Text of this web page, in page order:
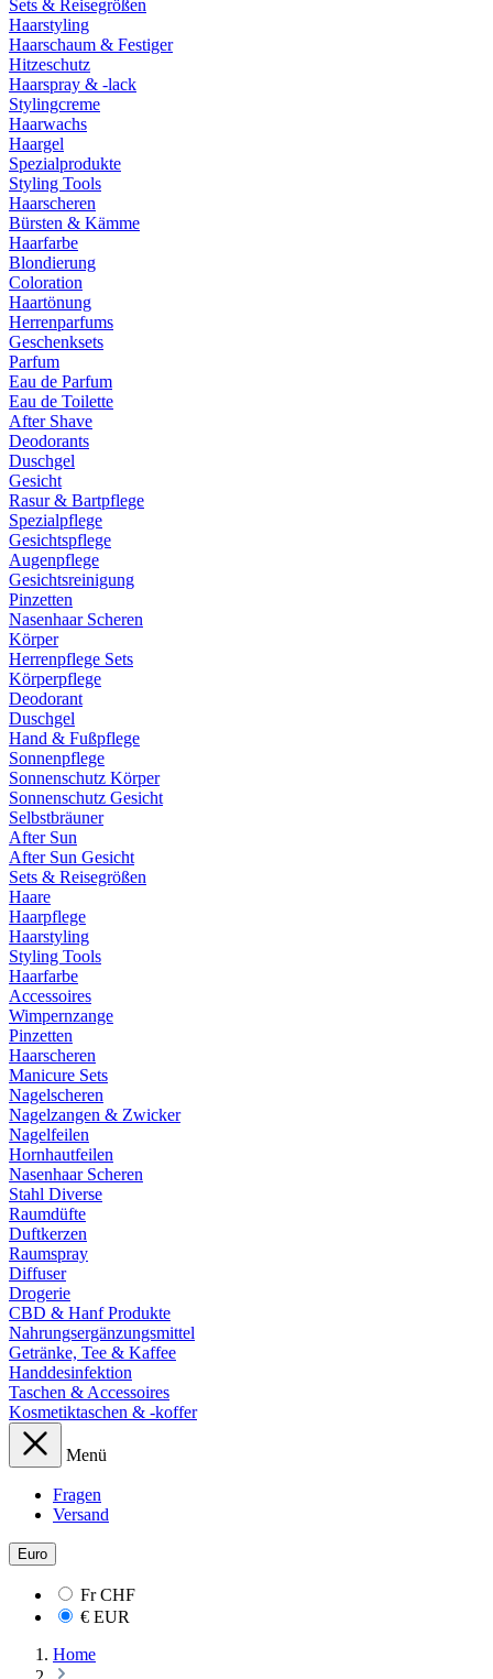
Sets & Reisegrößen
Haarstyling
Haarschaum & Festiger
Hitzeschutz
Haarspray & -lack
Stylingcreme
Haarwachs
Haargel
Spezialprodukte
Styling Tools
Haarscheren
Bürsten & Kämme
Haarfarbe
Blondierung
Coloration
Haartönung
Herrenparfums
Geschenksets
Parfum
Eau de Parfum
Eau de Toilette
After Shave
Deodorants
Duschgel
Gesicht
Rasur & Bartpflege
Spezialpflege
Gesichtspflege
Augenpflege
Gesichtsreinigung
Pinzetten
Nasenhaar Scheren
Körper
Herrenpflege Sets
Körperpflege
Deodorant
Duschgel
Hand & Fußpflege
Sonnenpflege
Sonnenschutz Körper
Sonnenschutz Gesicht
Selbstbräuner
After Sun
After Sun Gesicht
Sets & Reisegrößen
Haare
Haarpflege
Haarstyling
Styling Tools
Haarfarbe
Accessoires
Wimpernzange
Pinzetten
Haarscheren
Manicure Sets
Nagelscheren
Nagelzangen & Zwicker
Nagelfeilen
Hornhautfeilen
Nasenhaar Scheren
Stahl Diverse
Raumdüfte
Duftkerzen
Raumspray
Diffuser
Drogerie
CBD & Hanf Produkte
Nahrungsergänzungsmittel
Getränke, Tee & Kaffee
Handdesinfektion
Taschen & Accessoires
Kosmetiktaschen & -koffer
Menü
Fragen
Versand
Euro
FrCHF
€ EUR
Home